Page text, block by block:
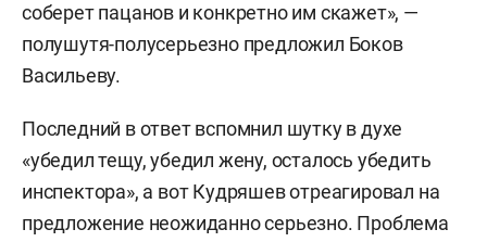
соберет пацанов и конкретно им скажет», —
полушутя-полусерьезно предложил Боков
Васильеву.
Последний в ответ вспомнил шутку в духе
«убедил тещу, убедил жену, осталось убедить
инспектора», а вот Кудряшев отреагировал на
предложение неожиданно серьезно. Проблема